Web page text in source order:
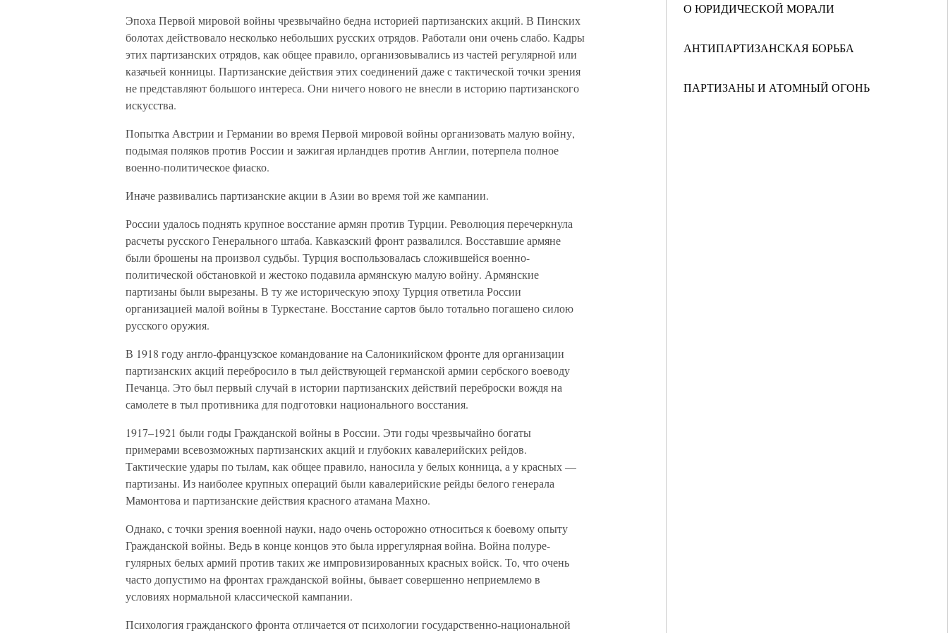
О ЮРИДИЧЕСКОЙ МОРАЛИ
АНТИПАРТИЗАНСКАЯ БОРЬБА
ПАРТИЗАНЫ И АТОМНЫЙ ОГОНЬ
Эпоха Первой мировой войны чрезвычайно бедна историей партизанских акций. В Пинских
болотах действовало несколько небольших русских отрядов. Работали они очень слабо. Кадры
этих партизанских отрядов, как общее правило, организовывались из частей регулярной или
казачьей конницы. Партизанские действия этих соединений даже с тактической точки зрения
не представляют большого интереса. Они ничего нового не внесли в историю партизанского
искусства.
Попытка Австрии и Германии во время Первой мировой войны организовать малую войну,
подымая поляков против России и зажигая ирландцев против Англии, потерпела полное
военно-политическое фиаско.
Иначе развивались партизанские акции в Азии во время той же кампании.
России удалось поднять крупное восстание армян против Турции. Революция перечеркнула
расчеты русского Генерального штаба. Кавказский фронт развалился. Восставшие армяне
были брошены на произвол судьбы. Турция воспользовалась сложившейся военно-
политической обстановкой и жестоко подавила армянскую малую войну. Армянские
партизаны были вырезаны. В ту же историческую эпоху Турция ответила России
организацией малой войны в Туркестане. Восстание сартов было тотально погашено силою
русского оружия.
В 1918 году англо-французское командование на Салоникийском фронте для организации
партизанских акций перебросило в тыл действующей германской армии сербского воеводу
Печанца. Это был первый случай в истории партизанских действий переброски вождя на
самолете в тыл противника для подготовки национального восстания.
1917–1921 были годы Гражданской войны в России. Эти годы чрезвычайно богаты
примерами всевозможных партизанских акций и глубоких кавалерийских рейдов.
Тактические удары по тылам, как общее правило, наносила у белых конница, а у красных —
партизаны. Из наиболее крупных операций были кавалерийские рейды белого генерала
Мамонтова и партизанские действия красного атамана Махно.
Однако, с точки зрения военной науки, надо очень осторожно относиться к боевому опыту
Гражданской войны. Ведь в конце концов это была иррегулярная война. Война полуре-
гулярных белых армий против таких же импровизированных красных войск. То, что очень
часто допустимо на фронтах гражданской войны, бывает совершенно неприемлемо в
условиях нормальной классической кампании.
Психология гражданского фронта отличается от психологии государственно-национальной